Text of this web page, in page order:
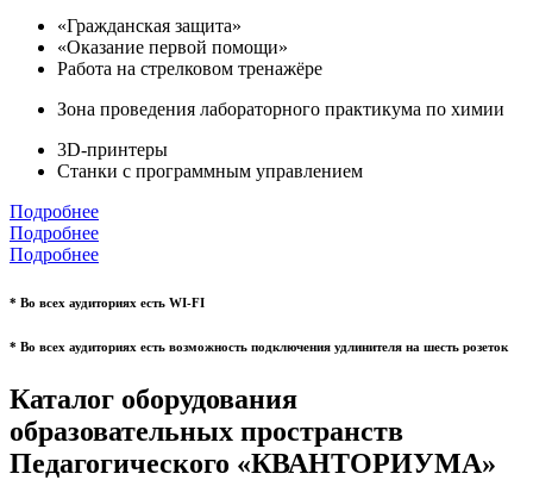
«Гражданская защита»
«Оказание первой помощи»
Работа на стрелковом тренажёре
Зона проведения лабораторного практикума по химии
3D-принтеры
Станки с программным управлением
Подробнее
Подробнее
Подробнее
* Во всех аудиториях есть WI-FI
* Во всех аудиториях есть возможность подключения удлинителя на шесть розеток
Каталог оборудования
образовательных пространств
Педагогического «КВАНТОРИУМА»